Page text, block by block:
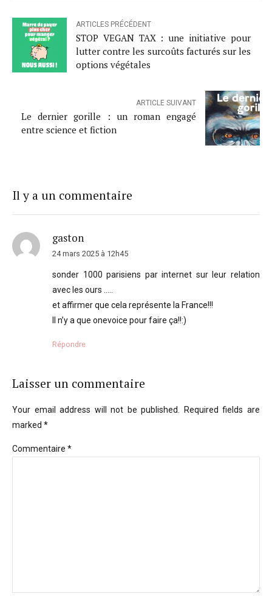
ARTICLES PRÉCÉDENT
STOP VEGAN TAX : une initiative pour
lutter contre les surcoûts facturés sur les
options végétales
ARTICLE SUIVANT
Le dernier gorille : un roman engagé
entre science et fiction
Il y a un commentaire
gaston
24 mars 2025 à 12h45
sonder 1000 parisiens par internet sur leur relation
avec les ours …..
et affirmer que cela représente la France!!!
Il n’y a que onevoice pour faire ça!!:)
Répondre
Laisser un commentaire
Your email address will not be published. Required fields are
marked *
Commentaire *